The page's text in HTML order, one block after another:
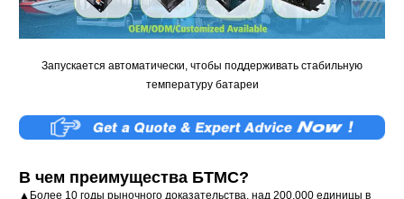
Запускается автоматически, чтобы поддерживать стабильную
температуру батареи
В чем преимущества БТМС?
▲Более 10 годы рыночного доказательства, над 200,000 единицы в